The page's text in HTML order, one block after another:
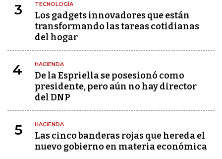
3 TECNOLOGÍA
Los gadgets innovadores que están
transformando las tareas cotidianas
del hogar
4 HACIENDA
De la Espriella se posesionó como
presidente, pero aún no hay director
del DNP
5 HACIENDA
Las cinco banderas rojas que hereda el
nuevo gobierno en materia económica